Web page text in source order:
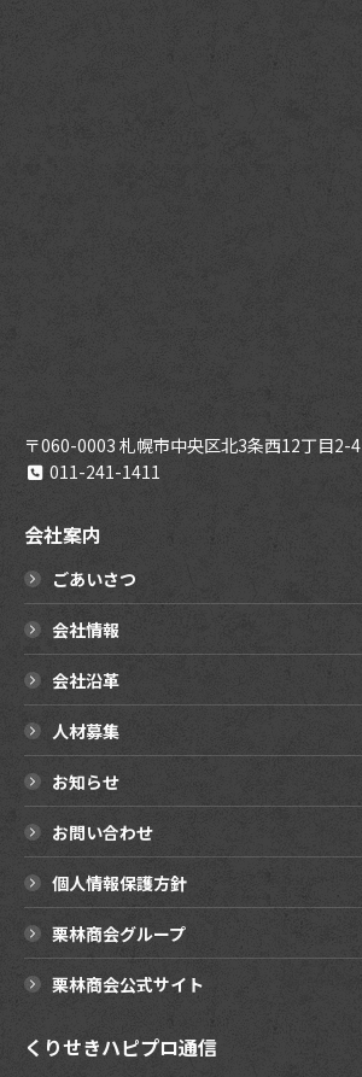
〒060-0003 札幌市中央区北3条西12丁目2-4
011-241-1411
会社案内
ごあいさつ
会社情報
会社沿革
人材募集
お知らせ
お問い合わせ
個人情報保護方針
栗林商会グループ
栗林商会公式サイト
くりせきハピプロ通信